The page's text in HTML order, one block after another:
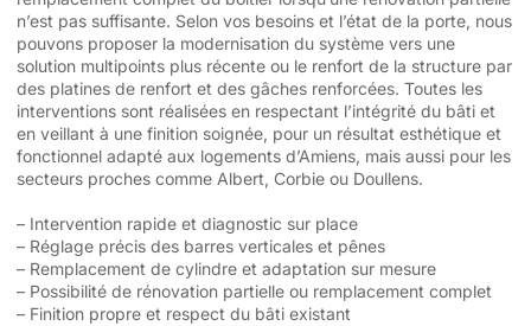
n’est pas suffisante. Selon vos besoins et l’état de la porte, nous
pouvons proposer la modernisation du système vers une
solution multipoints plus récente ou le renfort de la structure par
des platines de renfort et des gâches renforcées. Toutes les
interventions sont réalisées en respectant l’intégrité du bâti et
en veillant à une finition soignée, pour un résultat esthétique et
fonctionnel adapté aux logements d’Amiens, mais aussi pour les
secteurs proches comme Albert, Corbie ou Doullens.
– Intervention rapide et diagnostic sur place
– Réglage précis des barres verticales et pênes
– Remplacement de cylindre et adaptation sur mesure
– Possibilité de rénovation partielle ou remplacement complet
– Finition propre et respect du bâti existant